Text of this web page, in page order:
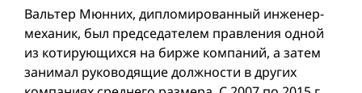
Вальтер Мюнних, дипломированный инженер-
механик, был председателем правления одной
из котирующихся на бирже компаний, а затем
занимал руководящие должности в других